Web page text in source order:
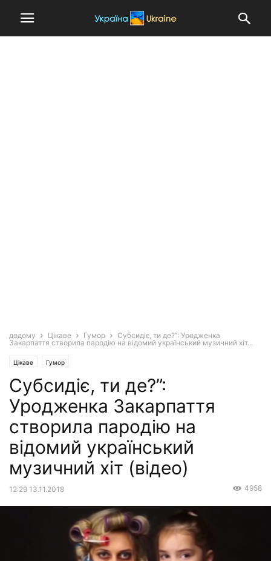
додому Цікаве Гумор
Субсидіє, ти де?”: Уродженка
Закарпаття створила пародію на відомий український музичний хіт...
Цікаве Гумор
Субсидіє, ти де?”:
Уродженка Закарпаття
створила пародію на
відомий український
музичний хіт (відео)
12:29 13.11.2018 4958